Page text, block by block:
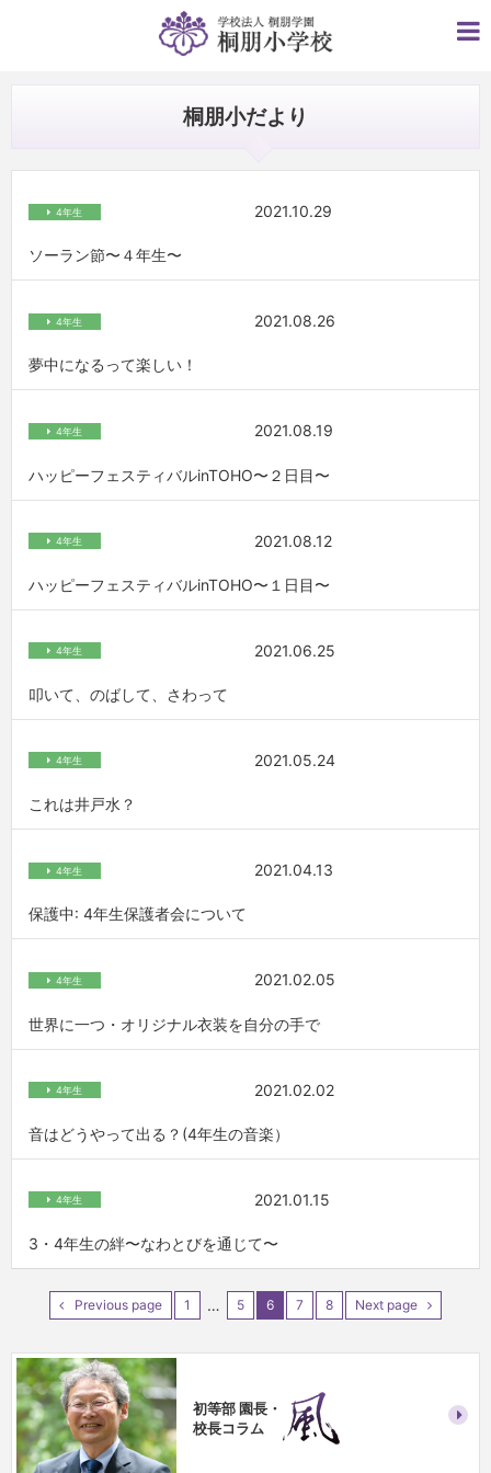
桐朋小だより
ソーラン節〜４年生〜
4年生 2021.10.29
夢中になるって楽しい！
4年生 2021.08.26
ハッピーフェスティバルinTOHO〜２日目〜
4年生 2021.08.19
ハッピーフェスティバルinTOHO〜１日目〜
4年生 2021.08.12
叩いて、のばして、さわって
4年生 2021.06.25
これは井戸水？
4年生 2021.05.24
保護中: 4年生保護者会について
4年生 2021.04.13
世界に一つ・オリジナル衣装を自分の手で
4年生 2021.02.05
音はどうやって出る？(4年生の音楽）
4年生 2021.02.02
3・4年生の絆〜なわとびを通じて〜
4年生 2021.01.15
Previous page 1 … 5 6 7 8 Next page
初等部 園長・
校長コラム